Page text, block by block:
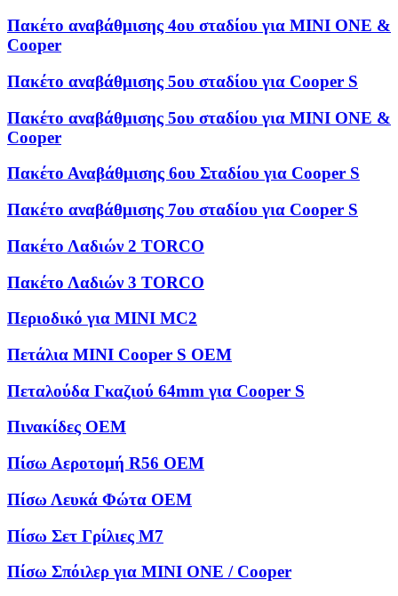
Πακέτο αναβάθμισης 4ου σταδίου για MINI ONE &
Cooper
Πακέτο αναβάθμισης 5ου σταδίου για Cooper S
Πακέτο αναβάθμισης 5ου σταδίου για MINI ONE &
Cooper
Πακέτο Αναβάθμισης 6ου Σταδίου για Cooper S
Πακέτο αναβάθμισης 7ου σταδίου για Cooper S
Πακέτο Λαδιών 2 TORCO
Πακέτο Λαδιών 3 TORCO
Περιοδικό για MINI MC2
Πετάλια MINI Cooper S OEM
Πεταλούδα Γκαζιού 64mm για Cooper S
Πινακίδες OEM
Πίσω Αεροτομή R56 OEM
Πίσω Λευκά Φώτα OEM
Πίσω Σετ Γρίλιες M7
Πίσω Σπόιλερ για MINI ONE / Cooper